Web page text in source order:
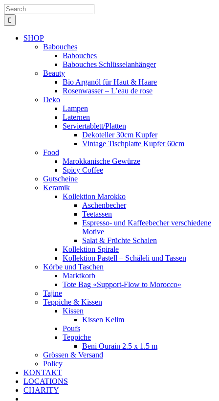
Skip
to
content
Search
for:
SHOP
Babouches
Babouches
Babouches Schlüsselanhänger
Beauty
Bio Arganöl für Haut & Haare
Rosenwasser – L’eau de rose
Deko
Lampen
Laternen
Serviertablett/Platten
Dekoteller 30cm Kupfer
Vintage Tischplatte Kupfer 60cm
Food
Marokkanische Gewürze
Spicy Coffee
Gutscheine
Keramik
Kollektion Marokko
Aschenbecher
Teetassen
Espresso- und Kaffeebecher verschiedene
Motive
Salat & Früchte Schalen
Kollektion Spirale
Kollektion Pastell – Schäleli und Tassen
Körbe und Taschen
Marktkorb
Tote Bag «Support-Flow to Morocco»
Tajine
Teppiche & Kissen
Kissen
Kissen Kelim
Poufs
Teppiche
Beni Ourain 2.5 x 1.5 m
Grössen & Versand
Policy
KONTAKT
LOCATIONS
CHARITY